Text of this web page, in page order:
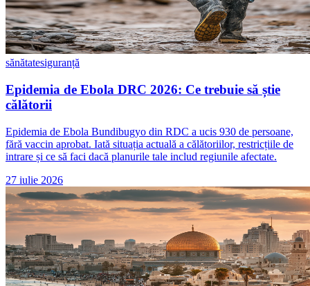
sănătatesiguranță
Epidemia de Ebola DRC 2026: Ce trebuie să știe
călătorii
Epidemia de Ebola Bundibugyo din RDC a ucis 930 de persoane,
fără vaccin aprobat. Iată situația actuală a călătoriilor, restricțiile de
intrare și ce să faci dacă planurile tale includ regiunile afectate.
27 iulie 2026